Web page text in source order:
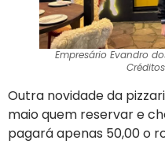
Empresário Evandro
Outra novidade da
maio quem reservar e
pagará apenas 50,00 o